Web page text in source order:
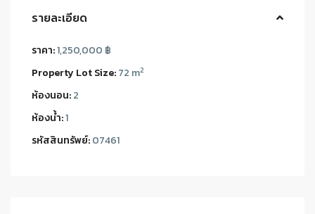
รายละเอียด
ราคา:1,250,000 ฿
Property Lot Size:72 m2
ห้องนอน:2
ห้องน้ำ:1
รหัสสินทรัพย์:07461